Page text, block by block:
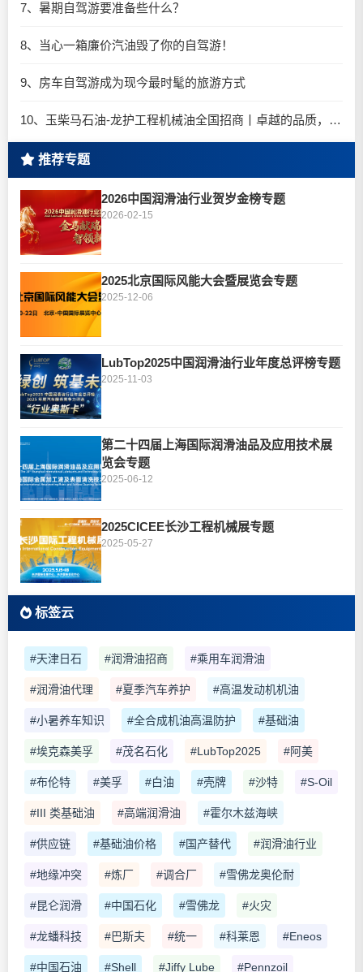
7、暑期自驾游要准备些什么？
8、当心一箱廉价汽油毁了你的自驾游！
9、房车自驾游成为现今最时髦的旅游方式
10、玉柴马石油-龙护工程机械油全国招商丨卓越的品质，专业的品牌！
推荐专题
2026中国润滑油行业贺岁金榜专题
2026-02-15
2025北京国际风能大会暨展览会专题
2025-12-06
LubTop2025中国润滑油行业年度总评榜专题
2025-11-03
第二十四届上海国际润滑油品及应用技术展
览会专题
2025-06-12
2025CICEE长沙工程机械展专题
2025-05-27
标签云
#天津日石 #润滑油招商 #乘用车润滑油
#润滑油代理 #夏季汽车养护 #高温发动机机油
#小暑养车知识 #全合成机油高温防护 #基础油
#埃克森美孚 #茂名石化 #LubTop2025 #阿美
#布伦特 #美孚 #白油 #壳牌 #沙特 #S-Oil
#III 类基础油 #高端润滑油 #霍尔木兹海峡
#供应链 #基础油价格 #国产替代 #润滑油行业
#地缘冲突 #炼厂 #调合厂 #雪佛龙奥伦耐
#昆仑润滑 #中国石化 #雪佛龙 #火灾
#龙蟠科技 #巴斯夫 #统一 #科莱恩 #Eneos
#中国石油 #Shell #Jiffy Lube #Pennzoil